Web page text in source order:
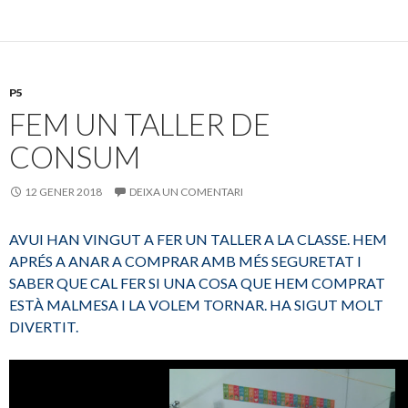
b
o
er p
ar
P5
FEM UN TALLER DE
CONSUM
12 GENER 2018 DEIXA UN COMENTARI
AVUI HAN VINGUT A FER UN TALLER A LA CLASSE. HEM
APRÉS A ANAR A COMPRAR AMB MÉS SEGURETAT I
SABER QUE CAL FER SI UNA COSA QUE HEM COMPRAT
ESTÀ MALMESA I LA VOLEM TORNAR. HA SIGUT MOLT
DIVERTIT.